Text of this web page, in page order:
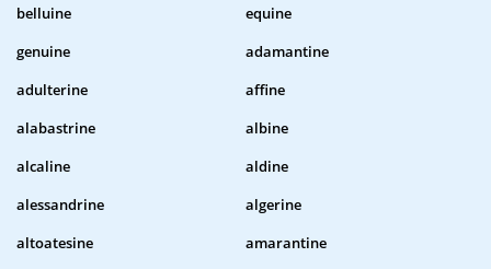
belluine
equine
genuine
adamantine
adulterine
affine
alabastrine
albine
alcaline
aldine
alessandrine
algerine
altoatesine
amarantine